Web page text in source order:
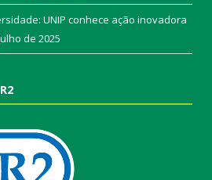
UNIP conhece ação inovadora
de 2025